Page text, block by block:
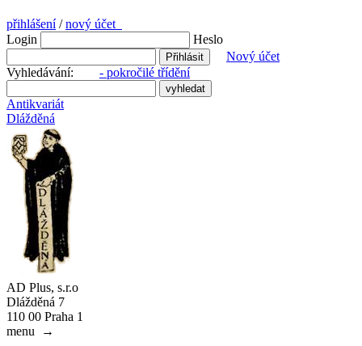
přihlášení/nový účet
Login
Heslo
Nový účet
Vyhledávání: - pokročilé třídění
Antikvariát
Dlážděná
AD Plus, s.r.o
Dlážděná 7
110 00 Praha 1
menu
→